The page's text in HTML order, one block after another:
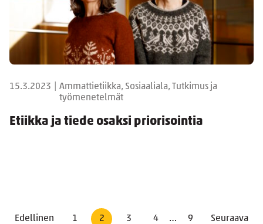
15.3.2023
Ammattietiikka, Sosiaaliala, Tutkimus ja
työmenetelmät
Etiikka ja tiede osaksi priorisointia
Edellinen 1 2 3 4 … 9 Seuraava